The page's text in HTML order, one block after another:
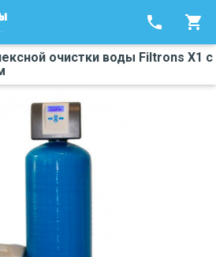
phone shopping_cart
очистки воды Filtrons X1 с